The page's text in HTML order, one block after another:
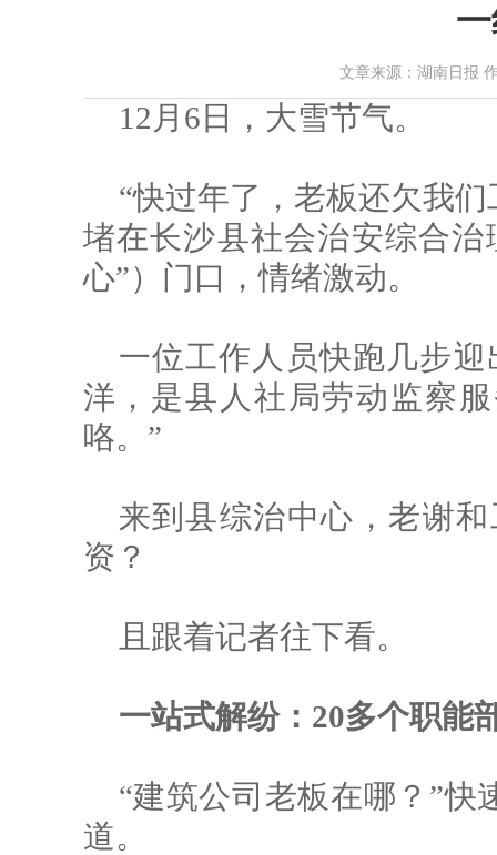
文章来源：湖南日报
12月6日，大雪节气。
“快过年了，老板还欠我
堵在长沙县社会治安综合
心”）门口，情绪激动。
一位工作人员快跑几步
洋，是县人社局劳动监察
咯。”
来到县综治中心，老谢
资？
且跟着记者往下看。
一站式解纷： 20多个职能
“建筑公司老板在哪？”快
道。